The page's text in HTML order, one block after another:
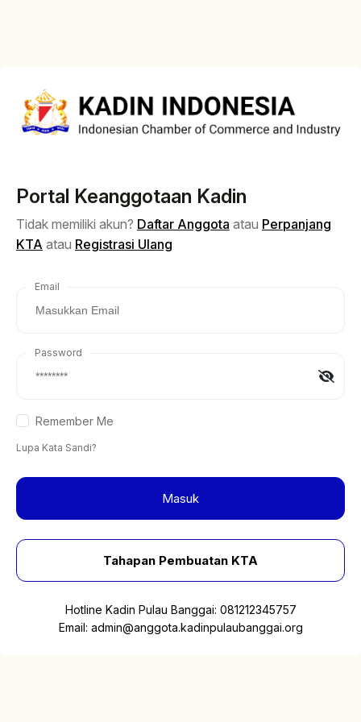
Portal Keanggotaan Kadin
Tidak memiliki akun? Daftar Anggota atau Perpanjang
KTA atau Registrasi Ulang
Email
Password
Remember Me
Lupa Kata Sandi?
Masuk
Tahapan Pembuatan KTA
Hotline Kadin Pulau Banggai: 081212345757
Email: admin@anggota.kadinpulaubanggai.org